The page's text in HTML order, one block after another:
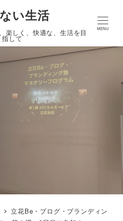
い生活
楽しく、快適な、生活を目
指して
MENU
立花Be・ブログ・ブランディン